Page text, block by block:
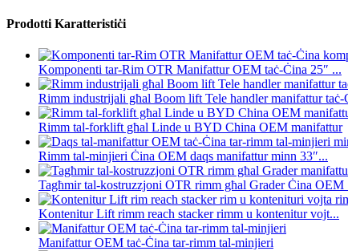
Prodotti Karatteristiċi
Komponenti tar-Rim OTR Manifattur OEM taċ-Ċina 25″ ...
Rimm industrijali għal Boom lift Tele handler manifattur taċ-
Rimm tal-forklift għal Linde u BYD China OEM manifattur
Rimm tal-minjieri Ċina OEM daqs manifattur minn 33″...
Tagħmir tal-kostruzzjoni OTR rimm għal Grader Ċina OEM
Kontenitur Lift rimm reach stacker rimm u kontenitur vojt...
Manifattur OEM taċ-Ċina tar-rimm tal-minjieri